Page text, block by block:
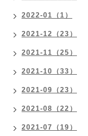
2022-01（1）
2021-12（23）
2021-11（25）
2021-10（33）
2021-09（23）
2021-08（22）
2021-07（19）